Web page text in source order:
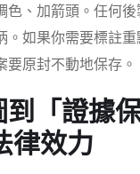
色、加箭頭。任何
。如果你需要標註
原封不動地保存。
「證據
律效力